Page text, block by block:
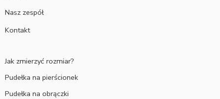
Nasz zespół
Kontakt
Jak zmierzyć rozmiar?
Pudełka na pierścionek
Pudełka na obrączki